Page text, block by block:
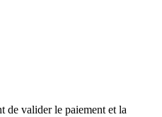
de valider le paiement et la